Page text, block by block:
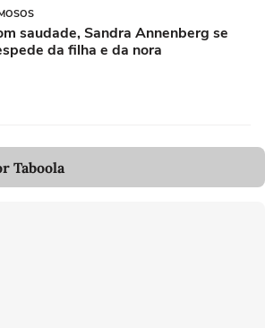
saudade, Sandra Annenberg se
da filha e da nora
Taboola